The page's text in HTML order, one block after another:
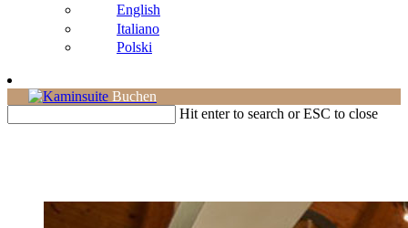
English
Italiano
Polski
Buchen
Hit enter to search or ESC to close